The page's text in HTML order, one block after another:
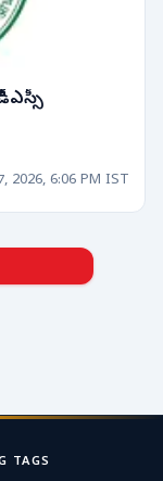
2026, 6:06 PM IST
TAGS